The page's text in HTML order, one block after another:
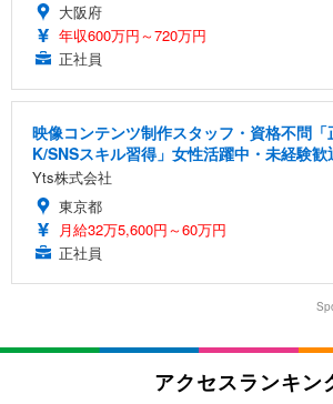
大阪府
年収600万円～720万円
正社員
映像コンテンツ制作スタッフ・資格不問
K/SNSスキル習得」女性活躍中・未経験歓
Yts株式会社
東京都
月給32万5,600円～60万円
正社員
アクセスランキン